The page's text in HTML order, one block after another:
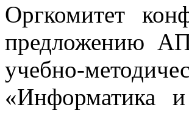
Оргкомитет
предложению
учебно-
«Информатика и